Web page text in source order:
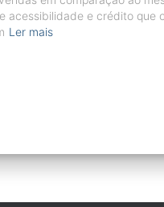
acessibilidade e crédito que
Ler mais